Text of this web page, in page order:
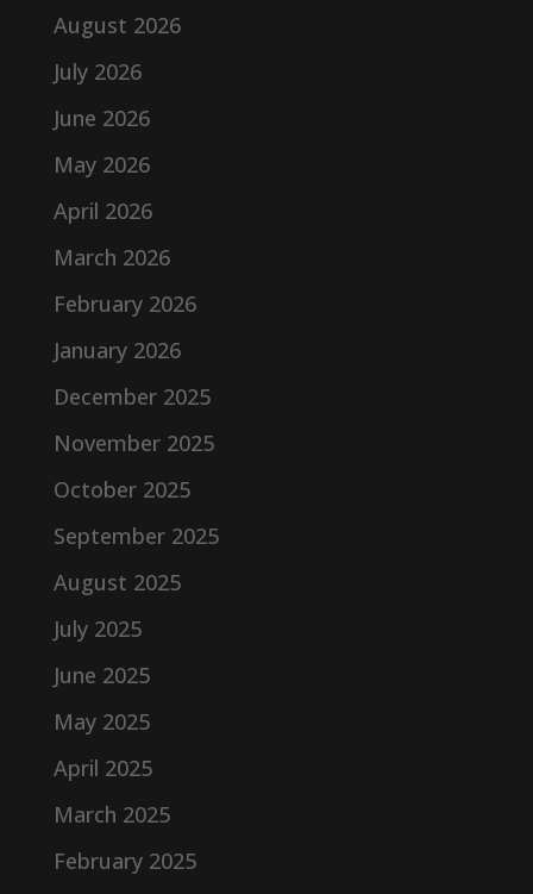
August 2026
July 2026
June 2026
May 2026
April 2026
March 2026
February 2026
January 2026
December 2025
November 2025
October 2025
September 2025
August 2025
July 2025
June 2025
May 2025
April 2025
March 2025
February 2025